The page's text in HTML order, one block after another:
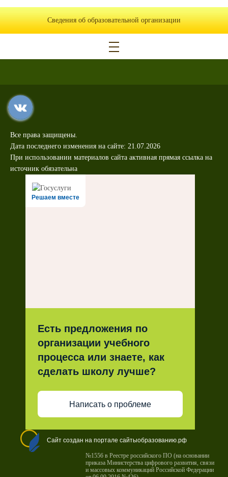
Сведения об образовательной организации
Все права защищены.
Дата последнего изменения на сайте: 21.07.2026
При использовании материалов сайта активная прямая ссылка на
источник обязательна
Решаем вместе
Есть предложения по
организации учебного
процесса или знаете, как
сделать школу лучше?
Написать о проблеме
Сайт создан на портале сайтыобразованию.рф
№1556 в Реестре российского ПО (на основании
приказа Министерства цифрового развития, связи
и массовых коммуникаций Российской Федерации